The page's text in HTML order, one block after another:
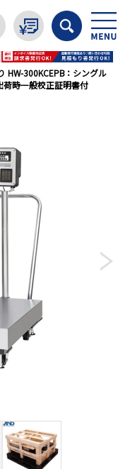
HW-300KCEPB：シングル
時一般校正証明書付